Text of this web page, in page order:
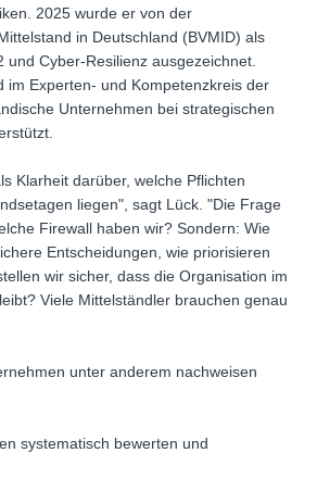
2025 wurde er von der
in Deutschland (BVMID) als
und Cyber-Resilienz ausgezeichnet.
im Experten- und Kompetenzkreis der
Unternehmen bei strategischen
Klarheit darüber, welche Pflichten
liegen", sagt Lück. "Die Frage
Firewall haben wir? Sondern: Wie
Entscheidungen, wie priorisieren
wir sicher, dass die Organisation im
Viele Mittelständler brauchen genau
unter anderem nachweisen
systematisch bewerten und